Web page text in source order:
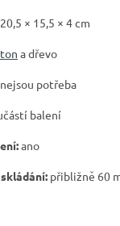
20,5 × 15,5 × 4 cm
a dřevo
nejsou potřeba
balení
ano
přibližně 60